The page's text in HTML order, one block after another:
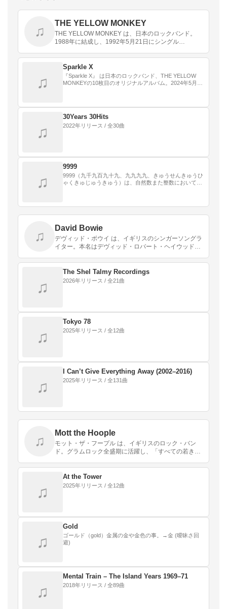
♫
THE YELLOW MONKEY
THE YELLOW MONKEY は、日本のロックバンド。
1988年に結成し、1992年5月21日にシングル
月8日に活動停止を発表…
♫
Sparkle X
『Sparkle X』 は日本のロックバンド、THE YELLOW
MONKEYの10枚目のオリジナルアルバム。2024年5月29
♫
30Years 30Hits
2022年リリース / 全30曲
♫
9999
9999（九千九百九十九、九九九九、きゅうせんきゅうひ
ゃくきゅじゅうきゅう）は、自然数また整数において、
♫
David Bowie
デヴィッド・ボウイ は、イギリスのシンガーソングラ
イター。本名はデヴィッド・ロバート・ヘイウッド・
♫
The Shel Talmy Recordings
2026年リリース / 全21曲
♫
Tokyo 78
2025年リリース / 全12曲
♫
I Can’t Give Everything Away (2002–2016)
2025年リリース / 全131曲
♫
Mott the Hoople
モット・ザ・フープル は、イギリスのロック・バン
ド。グラムロック全盛期に活躍し、「すべての若き野
（1974年）、「ホナルーチ・ブギ」（全英12位）、
「…
♫
At the Tower
2025年リリース / 全12曲
♫
Gold
ゴールド（gold）金属の金や金色の事。→金 (曖昧さ回
避)
♫
Mental Train – The Island Years 1969–71
2018年リリース / 全89曲